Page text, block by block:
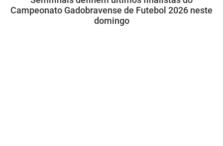
Campeonato Gadobravense de Futebol 2026 neste
domingo